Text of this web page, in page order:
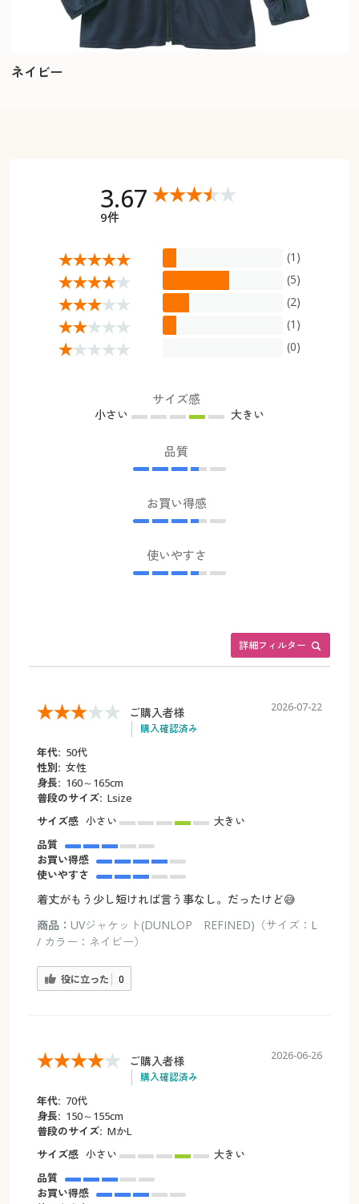
ネイビー
3.67
9件
(1)
(5)
(2)
(1)
(0)
サイズ感
小さい 大きい
品質
お買い得感
使いやすさ
詳細フィルター
ご購入者様
購入確認済み
2026-07-22
年代: 50代
性別: 女性
身長: 160～165cm
普段のサイズ: Lsize
サイズ感 小さい
大きい
品質
お買い得感
使いやすさ
着丈がもう少し短ければ言う事なし。だったけど😅
商品： UVジャケット(DUNLOP REFINED)（サイズ：L
/ カラー：ネイビー）
役に立った 0
ご購入者様
購入確認済み
2026-06-26
年代: 70代
身長: 150～155cm
普段のサイズ: MかL
サイズ感 小さい
大きい
品質
お買い得感